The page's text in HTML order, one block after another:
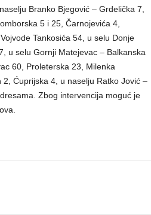
Branko Bjegović – Grdelička 7,
5 i 25, Čarnojevića 4,
Tankosića 54, u selu Donje
u selu Gornji Matejevac – Balkanska
60, Proleterska 23, Milenka
Ćuprijska 4, u naselju Ratko Jović –
Zbog intervencija moguć je